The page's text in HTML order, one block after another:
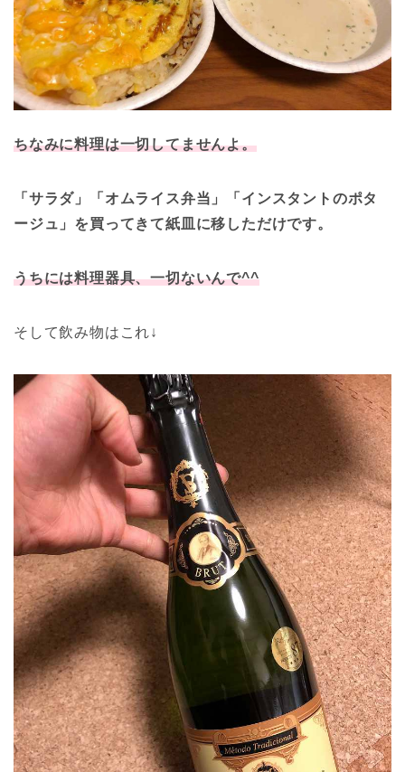
ちなみに料理は一切してませんよ。
「サラダ」「オムライス弁当」「インスタントのポタ
ージュ」を買ってきて紙皿に移しただけです。
うちには料理器具、一切ないんで^^
そして飲み物はこれ↓